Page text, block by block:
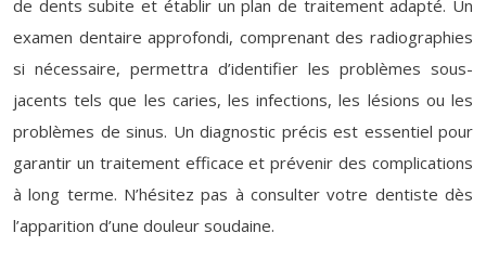
de dents subite et établir un plan de traitement adapté. Un
examen dentaire approfondi, comprenant des radiographies
si nécessaire, permettra d’identifier les problèmes sous-
jacents tels que les caries, les infections, les lésions ou les
problèmes de sinus. Un diagnostic précis est essentiel pour
garantir un traitement efficace et prévenir des complications
à long terme. N’hésitez pas à consulter votre dentiste dès
l’apparition d’une douleur soudaine.